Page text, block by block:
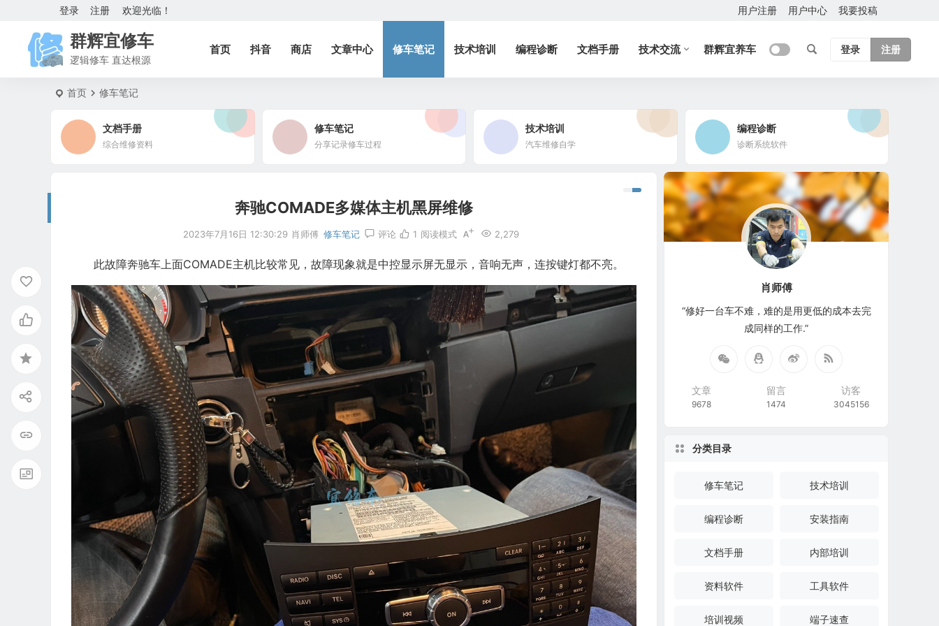
欢迎光临！
登录 注册 用户注册 用户中心 我要投稿
群辉宜修车
逻辑修车 直达根源
首页 抖音 商店 文章中心 修车笔记 技术培训 编程诊断 文档手册 技术交流 群辉宜养车 登录 注册
首页 修车笔记
文档手册
综合维修资料
修车笔记
分享记录修车过程
技术培训
汽车维修自学
编程诊断
诊断系统软件
奔驰COMADE多媒体主机黑屏维修
2023年7月16日 12:30:29 肖师傅 修车笔记 评论 2,279
1 阅读模式
此故障奔驰车上面COMADE主机比较常见，故障现象就是中控显示屏无显示，音响无声，连按键灯都不亮。
肖师傅
“修好一台车不难，难的是用更低的成本去完
成同样的工作.”
文章
9678
留言
1474
访客
3045156
分类目录
修车笔记 技术培训
编程诊断 安装指南
文档手册 内部培训
资料软件 工具软件
培训视频 端子速查